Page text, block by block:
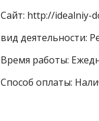
Сайт: http://idealniy-
вид деятельности:
Время работы:
Способ оплаты: